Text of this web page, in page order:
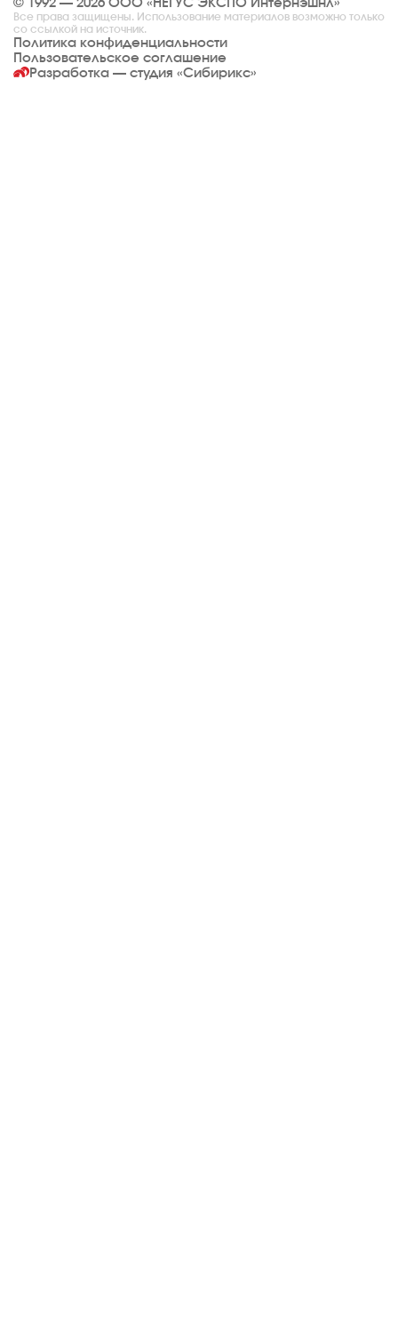
© 1992 — 2026 ООО «НЕГУС ЭКСПО Интернэшнл»
Все права защищены. Использование материалов возможно только
со ссылкой на источник.
Политика конфиденциальности
Пользовательское соглашение
Разработка — студия «Сибирикс»